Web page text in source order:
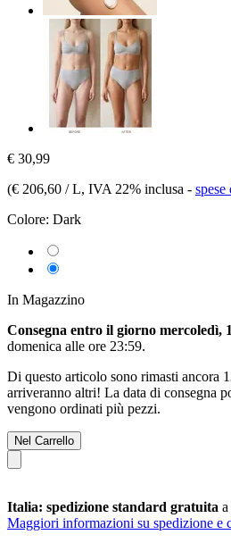
€ 30,99
(€ 206,60 / L, IVA 22% inclusa - spese
Colore: Dark
In Magazzino
Consegna entro il giorno mercoledì,
domenica alle ore 23:59.
Di questo articolo sono rimasti ancora
arriveranno altri! La data di consegna
vengono ordinati più pezzi.
Nel Carrello
Italia: spedizione standard gratuita
Maggiori informazioni su spedizione e